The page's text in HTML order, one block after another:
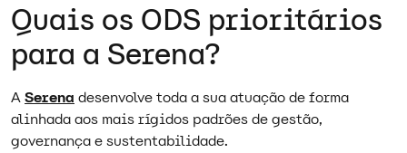
Quais os ODS prioritários
para a Serena?
ASerena desenvolve toda a sua atuação de forma
alinhada aos mais rígidos padrões de gestão,
governança e sustentabilidade.